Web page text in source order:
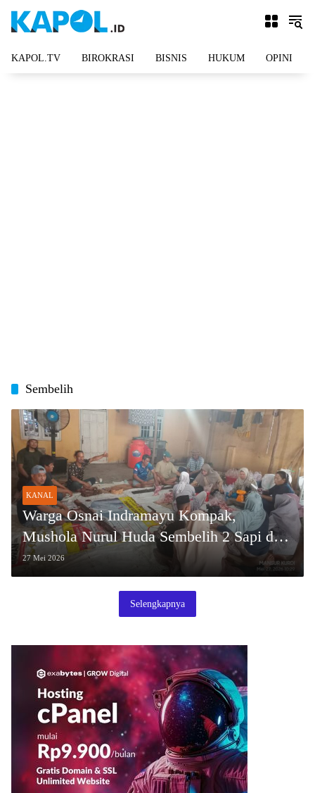
KAPOL.TV BIROKRASI BISNIS HUKUM OPINI
Sembelih
KANAL
Warga Osnai Indramayu Kompak,
Mushola Nurul Huda Sembelih 2 Sapi dan
8 Kambing
27 Mei 2026
Selengkapnya